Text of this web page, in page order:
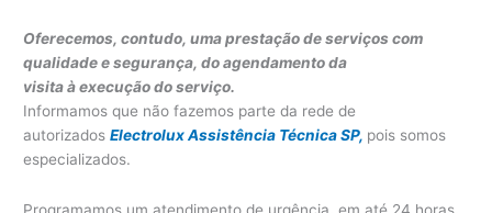
Oferecemos, contudo, uma prestação de serviços com
qualidade e segurança, do agendamento da
visita à execução do serviço.
Informamos que não fazemos parte da rede de
autorizadosElectrolux Assistência Técnica SP, pois somos
especializados.
Programamos um atendimento de urgência, em até 24 horas,